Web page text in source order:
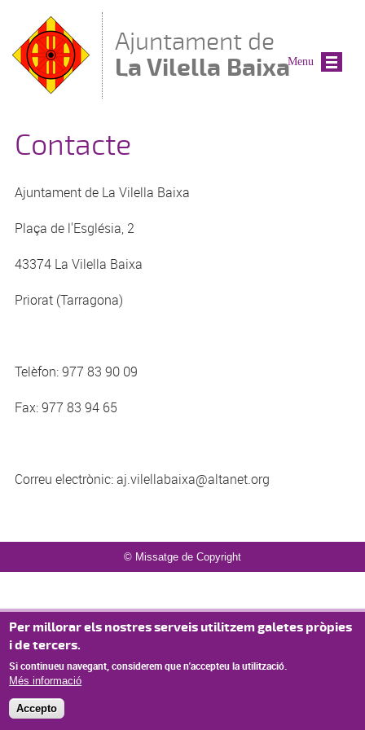
Ajuntament de
La Vilella Baixa
Contacte
Ajuntament de La Vilella Baixa
Plaça de l'Església, 2
43374 La Vilella Baixa
Priorat (Tarragona)
Telèfon: 977 83 90 09
Fax: 977 83 94 65
Correu electrònic: aj.vilellabaixa@altanet.org
© Missatge de Copyright
Menu
Per millorar els nostres serveis utilitzem galetes pròpies
i de tercers.
Si continueu navegant, considerem que n'accepteu la utilització.
Més informació
Accepto